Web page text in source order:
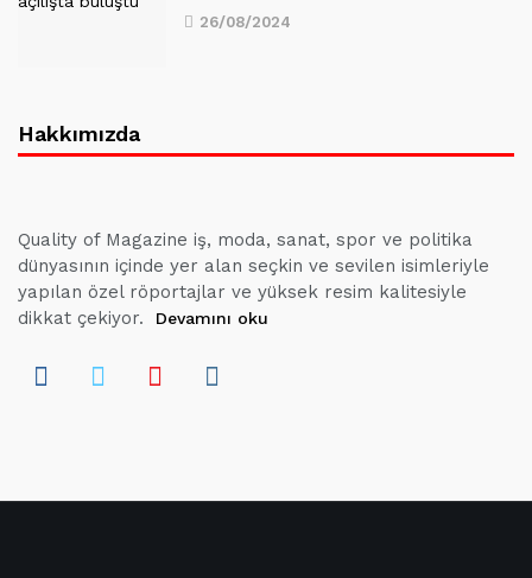
26/08/2024
Hakkımızda
Quality of Magazine iş, moda, sanat, spor ve politika
dünyasının içinde yer alan seçkin ve sevilen isimleriyle
yapılan özel röportajlar ve yüksek resim kalitesiyle
dikkat çekiyor.
Devamını oku